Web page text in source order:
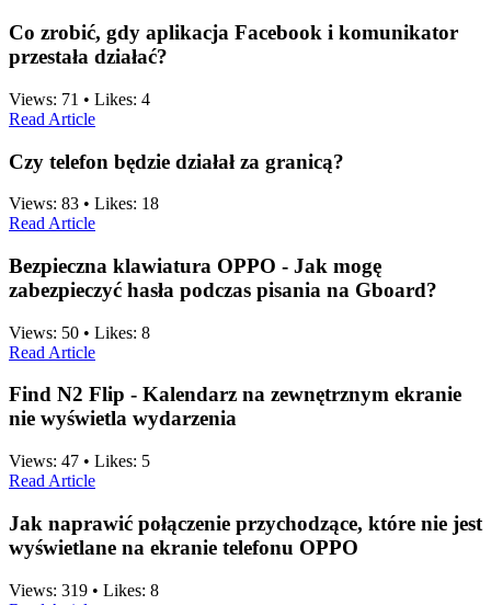
Co zrobić, gdy aplikacja Facebook i komunikator
przestała działać?
Views: 71 • Likes: 4
Read Article
Czy telefon będzie działał za granicą?
Views: 83 • Likes: 18
Read Article
Bezpieczna klawiatura OPPO - Jak mogę
zabezpieczyć hasła podczas pisania na Gboard?
Views: 50 • Likes: 8
Read Article
Find N2 Flip - Kalendarz na zewnętrznym ekranie
nie wyświetla wydarzenia
Views: 47 • Likes: 5
Read Article
Jak naprawić połączenie przychodzące, które nie jest
wyświetlane na ekranie telefonu OPPO
Views: 319 • Likes: 8